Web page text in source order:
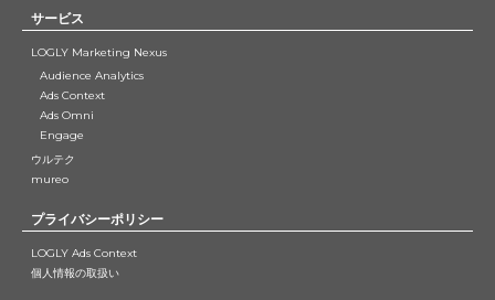
サービス
LOGLY Marketing Nexus
Audience Analytics
Ads Context
Ads Omni
Engage
ウルテク
mureo
プライバシーポリシー
LOGLY Ads Context
個人情報の取扱い